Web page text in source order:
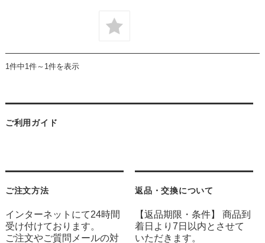
1件中1件～1件を表示
ご利用ガイド
ご注文方法
インターネットにて24時間
受け付けております。
ご注文やご質問メールの対
返品・交換について
【返品期限・条件】 商品到
着日より7日以内とさせて
いただきます。